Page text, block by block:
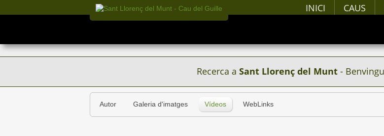
INICI CAUS
Recerca a Sant Llorenç del Munt-
Autor Galeria d'imatges Vídeos WebLinks